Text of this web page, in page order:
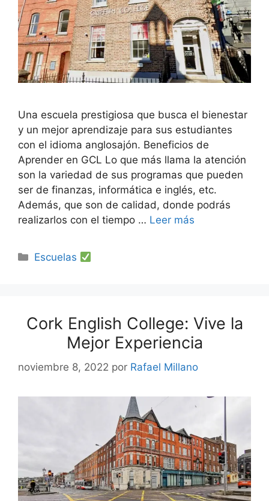
Una escuela prestigiosa que busca el bienestar
y un mejor aprendizaje para sus estudiantes
con el idioma anglosajón. Beneficios de
Aprender en GCL Lo que más llama la atención
son la variedad de sus programas que pueden
ser de finanzas, informática e inglés, etc.
Además, que son de calidad, donde podrás
realizarlos con el tiempo … Leer más
Categorías
Escuelas
Cork English College: Vive la
Mejor Experiencia
noviembre 8, 2022 por Rafael Millano